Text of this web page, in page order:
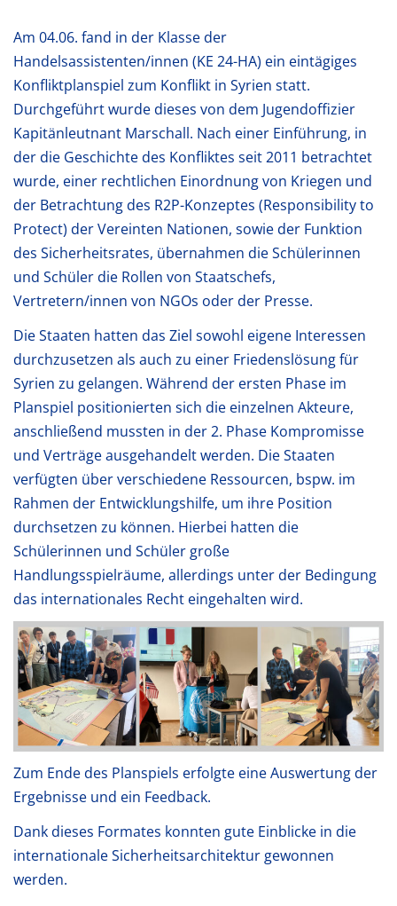
Am 04.06. fand in der Klasse der
Handelsassistenten/innen (KE 24-HA) ein eintägiges
Konfliktplanspiel zum Konflikt in Syrien statt.
Durchgeführt wurde dieses von dem Jugendoffizier
Kapitänleutnant Marschall. Nach einer Einführung, in
der die Geschichte des Konfliktes seit 2011 betrachtet
wurde, einer rechtlichen Einordnung von Kriegen und
der Betrachtung des R2P-Konzeptes (Responsibility to
Protect) der Vereinten Nationen, sowie der Funktion
des Sicherheitsrates, übernahmen die Schülerinnen
und Schüler die Rollen von Staatschefs,
Vertretern/innen von NGOs oder der Presse.
Die Staaten hatten das Ziel sowohl eigene Interessen
durchzusetzen als auch zu einer Friedenslösung für
Syrien zu gelangen. Während der ersten Phase im
Planspiel positionierten sich die einzelnen Akteure,
anschließend mussten in der 2. Phase Kompromisse
und Verträge ausgehandelt werden. Die Staaten
verfügten über verschiedene Ressourcen, bspw. im
Rahmen der Entwicklungshilfe, um ihre Position
durchsetzen zu können. Hierbei hatten die
Schülerinnen und Schüler große
Handlungsspielräume, allerdings unter der Bedingung
das internationales Recht eingehalten wird.
Zum Ende des Planspiels erfolgte eine Auswertung der
Ergebnisse und ein Feedback.
Dank dieses Formates konnten gute Einblicke in die
internationale Sicherheitsarchitektur gewonnen
werden.